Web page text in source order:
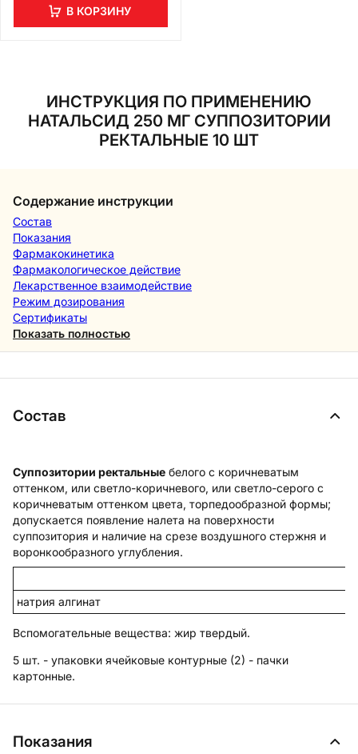
В КОРЗИНУ
ИНСТРУКЦИЯ ПО ПРИМЕНЕНИЮ
НАТАЛЬСИД 250 МГ СУППОЗИТОРИИ
РЕКТАЛЬНЫЕ 10 ШТ
Содержание инструкции
Состав
Показания
Фармакокинетика
Фармакологическое действие
Лекарственное взаимодействие
Режим дозирования
Сертификаты
Показать полностью
Состав
Суппозитории ректальные белого с коричневатым
оттенком, или светло-коричневого, или светло-серого с
коричневатым оттенком цвета, торпедообразной формы;
допускается появление налета на поверхности
суппозитория и наличие на срезе воздушного стержня и
воронкообразного углубления.
натрия алгинат
Вспомогательные вещества: жир твердый.
5 шт. - упаковки ячейковые контурные (2) - пачки
картонные.
Показания